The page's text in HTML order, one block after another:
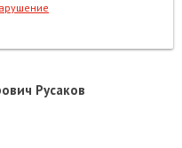
Русаков